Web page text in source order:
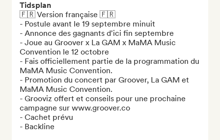
Tidsplan
🇫🇷 Version française 🇫🇷
- Postule avant le 19 septembre minuit
- Annonce des gagnants d'ici fin septembre
- Joue au Groover x La GAM x MaMA Music
Convention le 12 octobre
- Fais officiellement partie de la programmation du
MaMA Music Convention.
- Promotion du concert par Groover, La GAM et
MaMA Music Convention.
- Grooviz offert et conseils pour une prochaine
campagne sur www.groover.co
- Cachet prévu
- Backline